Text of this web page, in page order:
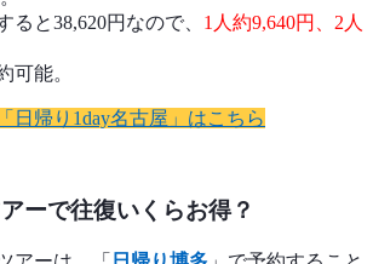
と38,620円なので、 1人約9,640円、2人
可能。
日帰り1day名古屋」はこちら
ーで往復いくらお得？